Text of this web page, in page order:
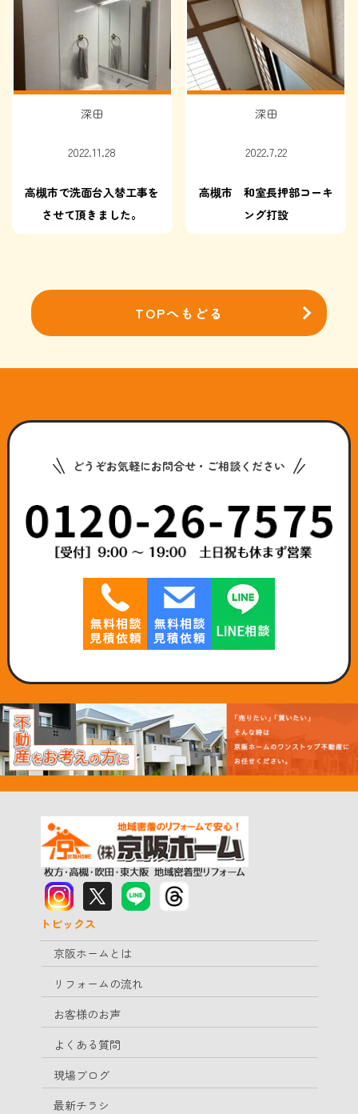
深田
2022.11.28
高槻市で洗面台入替工事を
させて頂きました。
深田
2022.7.22
高槻市 和室長押部コーキ
ング打設
TOPへもどる
どうぞお気軽にお問合せ・ご相談ください
トピックス
京阪ホームとは
リフォームの流れ
お客様のお声
よくある質問
現場ブログ
最新チラシ